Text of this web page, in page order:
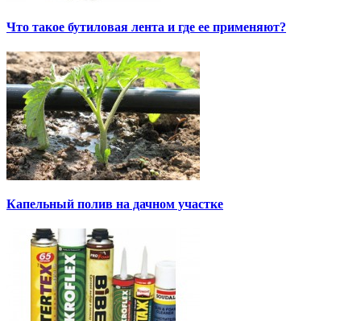
Что такое бутиловая лента и где ее применяют?
Капельный полив на дачном участке